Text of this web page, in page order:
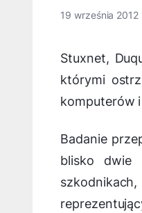
19 września 2012
Stuxnet,
którymi
komputerów
Badanie
blisko dwie